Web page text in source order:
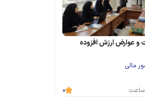
و عوارض ارزش افزوده
مالی
ساعت 0